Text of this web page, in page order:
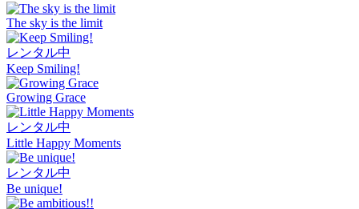
The sky is the limit
レンタル中
Keep Smiling!
Growing Grace
レンタル中
Little Happy Moments
レンタル中
Be unique!